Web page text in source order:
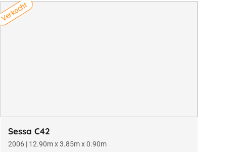
Verkocht
Sessa C42
2006 | 12.90m x 3.85m x 0.90m